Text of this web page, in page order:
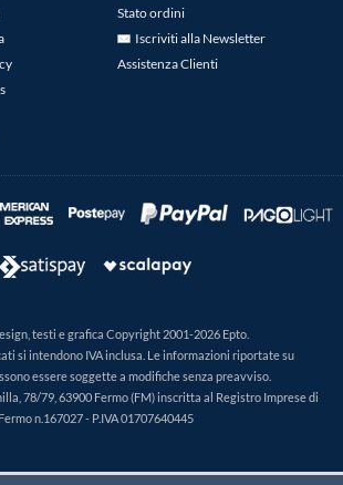
Stato ordini
Iscriviti alla Newsletter
Assistenza Clienti
testi e grafica Copyright 2001-2026 Epto.
si intendono IVA inclusa. Le informazioni riportate su
essere soggette a modifiche senza preavviso.
78/79, 63900 Fermo (FM) inscritta al Registro Imprese di
Fermo n.167027 - P.IVA 01707640445